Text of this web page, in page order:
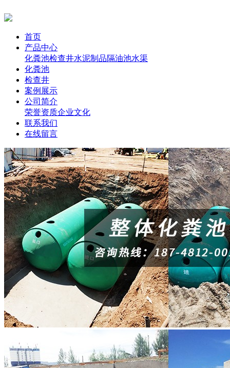
首页
产品中心
化粪池检查井水泥制品隔油池水渠
化粪池
检查井
案例展示
公司简介
荣誉资质企业文化
联系我们
在线留言